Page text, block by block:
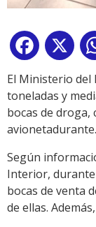
Facebook
X
El Ministerio
toneladas y
bocas de droga,
avionetadurante.
Según
Interior, durante
bocas de venta
de ellas.